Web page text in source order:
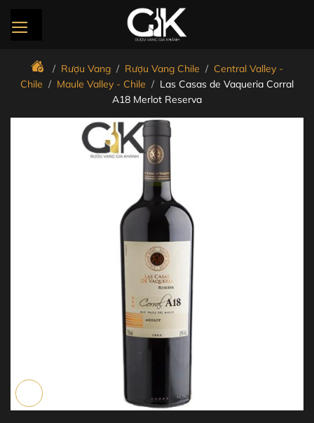
qua
/ Rượu Vang / Rượu Vang Chile / Central Valley -
Chile / Maule Valley - Chile / Las Casas de Vaqueria Corral
A18 Merlot Reserva